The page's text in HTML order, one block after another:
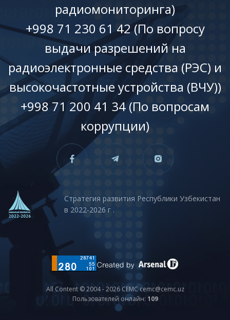
радиомониторинга)
+998 71 230 61 42 (По вопросу
выдачи разрешений на
радиоэлектронные средства (РЭС) и
высокочастотные устройства (ВЧУ))
+998 71 200 41 34 (По вопросам
коррупции)
Стратегия развития Республики Узбекистан
в 2022-2026 г .
All Content © 2004 - 2026 CEMC cemc@cemc.uz
Пользователей онлайн: 109